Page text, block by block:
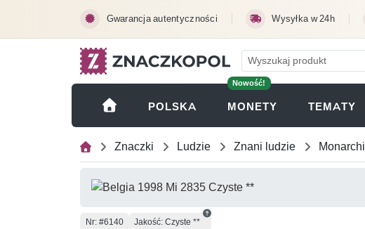
Gwarancja autentyczności Wysyłka w 24h
POLSKA
Nowość!
MONETY (OTWIERA
TEMATY
Znaczki Ludzie Znani ludzie
Numer
Nr: #6140 Jakość: Czyste **